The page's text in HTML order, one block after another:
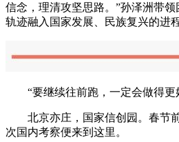
信念，理清攻坚思路。”孙泽洲带
轨迹融入国家发展、民族复兴的进程
“要继续往前跑，一定会做得更
北京亦庄，国家信创园。春节
次国内考察便来到这里。